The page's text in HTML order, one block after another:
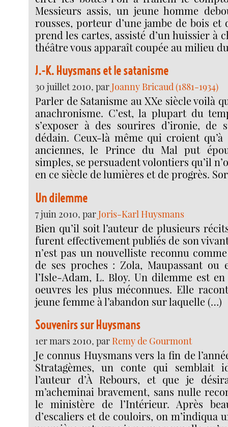
Messieurs assis, un jeune homme
rousses, porteur d’une jambe de bois et
prend les cartes, assisté d’un huissier à
théâtre vous apparaît coupée au milieu
J.-K. Huysmans et le satanisme
30 juillet 2010, parJoanny Bricaud (1881-1934)
Parler de Satanisme au XXe siècle voilà
anachronisme. C’est, la plupart du
s’exposer à des sourires d’ironie, de
dédain. Ceux-là même qui croient qu’à
anciennes, le Prince du Mal put
simples, se persuadent volontiers qu’il
en ce siècle de lumières et de progrès.
Un dilemme
7 juin 2010, parJoris-Karl Huysmans
Bien qu’il soit l’auteur de plusieurs
furent effectivement publiés de son
n’est pas un nouvelliste reconnu
de ses proches : Zola, Maupassant ou
l’Isle-Adam, L. Bloy. Un dilemme est
oeuvres les plus méconnues. Elle
jeune femme à l’abandon sur laquelle (…)
Souvenirs sur Huysmans
1er mars 2010, par Remy de Gourmont
Je connus Huysmans vers la fin de
Stratagèmes, un conte qui semblait
l’auteur d’À Rebours, et que je
m’acheminai bravement, sans nulle
le ministère de l’Intérieur. Après
d’escaliers et de couloirs, on m’indiqua